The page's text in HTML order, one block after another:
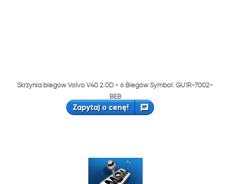
Skrzynia biegów Volvo V40 2.0D - 6 Biegów Symbol: GU1R-7002-
BEB
Zapytaj o cenę!